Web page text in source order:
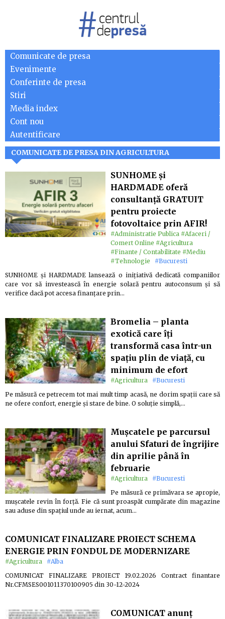
Comunicate de presa
Evenimente
Conferinte de presa
Stiri
Media index
Cont nou
Autentificare
COMUNICATE DE PRESA DIN AGRICULTURA
SUNHOME și
HARDMADE oferă
consultanță GRATUIT
pentru proiecte
fotovoltaice prin AFIR!
#Administratie Publica #Afaceri /
Comert Online #Agricultura
#Finante / Contabilitate #Mediu
#Tehnologie
#Bucuresti
SUNHOME și HARDMADE lansează o inițiativă dedicată companiilor
care vor să investească în energie solară pentru autoconsum și să
verifice dacă pot accesa finanțare prin…
Bromelia – planta
exotică care îți
transformă casa într-un
spațiu plin de viață, cu
minimum de efort
#Agricultura #Bucuresti
Pe măsură ce petrecem tot mai mult timp acasă, ne dorim spații care să
ne ofere confort, energie și stare de bine. O soluție simplă,…
Mușcatele pe parcursul
anului Sfaturi de îngrijire
din aprilie până în
februarie
#Agricultura #Bucuresti
Pe măsură ce primăvara se apropie,
mușcatele revin în forță. Fie că sunt proaspăt cumpărate din magazine
sau aduse din spațiul unde au iernat, acum…
COMUNICAT FINALIZARE PROIECT SCHEMA
ENERGIE PRIN FONDUL DE MODERNIZARE
#Agricultura #Alba
COMUNICAT FINALIZARE PROIECT 19.02.2026 Contract finantare
Nr.CFMSES001011370100905 din 30-12-2024
COMUNICAT anunț